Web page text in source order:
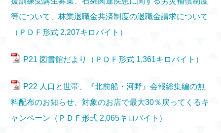
等について、林業退職金共済制度の退職金請求について
（ＰＤＦ形式 2,207キロバイト）
P21 図書館だより（ＰＤＦ形式 1,361キロバイト）
P22 人口と世帯、『北前船・河野』会報総集編の無
料配布のお知らせ、対象のお店で最大30％戻ってくるキ
ャンペーン（ＰＤＦ形式 2,065キロバイト）